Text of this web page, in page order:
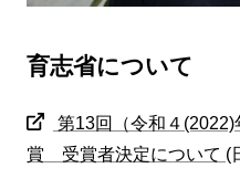
育志省について
第13回（令和４
賞 受賞者決定について (